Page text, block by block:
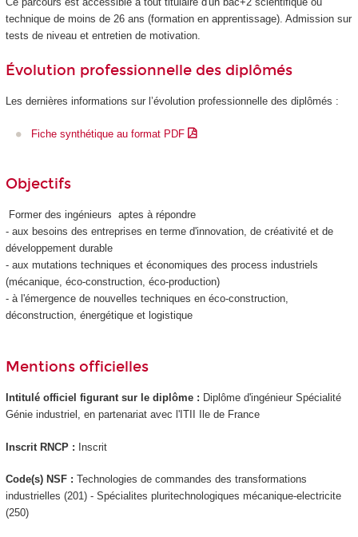
technique de moins de 26 ans (formation en apprentissage). Admission sur
tests de niveau et entretien de motivation.
Évolution professionnelle des diplômés
Les dernières informations sur l’évolution professionnelle des diplômés :
Fiche synthétique au format PDF
Objectifs
Former des ingénieurs aptes à répondre
- aux besoins des entreprises en terme d'innovation, de créativité et de
développement durable
- aux mutations techniques et économiques des process industriels
(mécanique, éco-construction, éco-production)
- à l'émergence de nouvelles techniques en éco-construction,
déconstruction, énergétique et logistique
Mentions officielles
Intitulé officiel figurant sur le diplôme : Diplôme d'ingénieur Spécialité
Génie industriel, en partenariat avec l'ITII Ile de France
Inscrit RNCP: Inscrit
Code(s) NSF : Technologies de commandes des transformations
industrielles (201) - Spécialites pluritechnologiques mécanique-electricite
(250)